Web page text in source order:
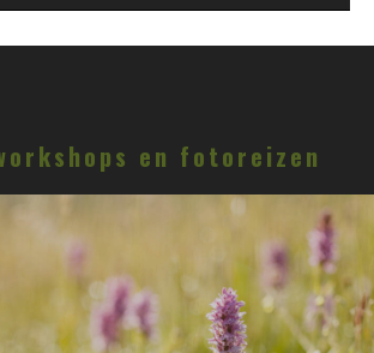
en fotoreizen